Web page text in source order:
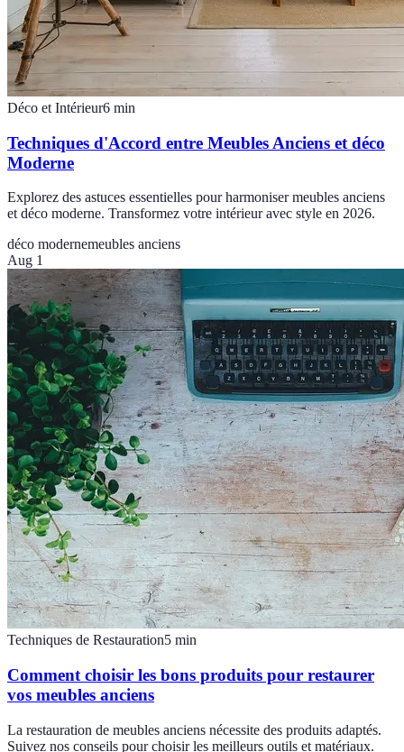
Déco et Intérieur6 min
Techniques d'Accord entre Meubles Anciens et déco
Moderne
Explorez des astuces essentielles pour harmoniser meubles anciens
et déco moderne. Transformez votre intérieur avec style en 2026.
déco modernemeubles anciens
Aug 1
Techniques de Restauration5 min
Comment choisir les bons produits pour restaurer
vos meubles anciens
La restauration de meubles anciens nécessite des produits adaptés.
Suivez nos conseils pour choisir les meilleurs outils et matériaux.